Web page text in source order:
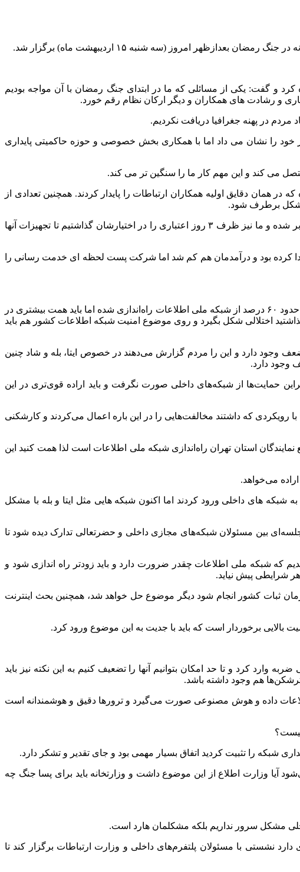
امروز (سه شنبه ۱۵ اردیبهشت ماه) برگزار شد.
و گفت: یکی از مسائلی که ما در ابتدای جنگ رمضان با آن مواجه بودیم
و رشادت های همکاران و دیگر ارکان نظام رقم خورد.
در پهنه جغرافیا دریافت نکردیم.
قرار گرفت و این عدد هم باید آثار خود را نشان می داد اما با همکاری بخش خصوصی و حوزه حاکمیتی پایداری
می کند و این مهم کار ما را سنگین تر می کند.
بستر فیبر نوری بوده که در همان دقایق اولیه همکاران ارتباطات را پایدار کردند. همچنین تعدادی از
مشکل برطرف شود.
هاشمی اظهار کرد: در جنگ رمضان حجم قابل توجهی از تراکنش ها سمت سکوهای داخلی سوق داده شد و در حقیقت ۲ و نیم برابر شده و ما نیز ظرف ۳ روز اعتباری را در اختیارشان گذاشتیم تا تجهیزات آنها
در جنگ رمضان اقدامات ارزشمندی انجام داد گفت: حجم مرسولات ما ۲۰ درصد کاهش پیدا کرده بود و درآمدمان هم کم شد اما شرکت پست لحظه ای خدمت رسانی را
سید علی یزدی خواه در این نشست اظهار کرد: در جنگ رمضان بسیاری از امور را وزارتخانه تدبیر کرد که جای تقدیر و تشکر دارد، حدود ۶۰ درصد از شبکه ملی اطلاعات راه‌اندازی شده اما باید همت بیشتری در
اختلالی شکل بگیرد و روی موضوع امنیت شبکه اطلاعات کشور هم باید
دارد و این را مردم گزارش می‌دهند در خصوص ایتا، بله و شاد چنین
وجود دارد.
حمایت‌ها از شبکه‌های داخلی صورت نگرفت و باید اراده قوی‌تری در این
کردند اما بعضی از دولت‌ها با رویکردی که داشتند مخالفت‌هایی را در این باره اعمال می‌کردند و کارشکنی
استان تهران راه‌اندازی شبکه ملی اطلاعات است لذا همت کنید این
می‌خواهد.
های داخلی ورود کردند اما اکنون شبکه هایی مثل ایتا و بله با مشکل
جلسه‌ای بین مسئولان شبکه‌های مجازی داخلی و حضرتعالی تدارک دیده شود تا
که شبکه ملی اطلاعات چقدر ضرورت دارد و باید زودتر راه اندازی شود و
شرایطی پیش نیاید.
ثبات کشور انجام شود دیگر موضوع حل خواهد شد، همچنین بحث اینترنت
برخوردار است که باید با جدیت به این موضوع ورود کرد.
کرد و تا حد امکان بتوانیم آنها را تضعیف کنیم به این نکته نیز باید
هم وجود داشته باشد.
داده و هوش مصنوعی صورت می‌گیرد و ترورها دقیق و هوشمندانه است
نیست؟
شبکه را تثبیت کردید اتفاق بسیار مهمی بود و جای تقدیر و تشکر دارد.
آیا وزارت اطلاع از این موضوع داشت و وزارتخانه باید برای پسا جنگ چه
مشکل سرور نداریم بلکه مشکلمان هارد است.
با مسئولان پلتفرم‌های داخلی و وزارت ارتباطات برگزار کند تا